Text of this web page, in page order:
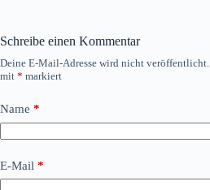
Schreibe einen Kommentar
Deine E-Mail-Adresse wird nicht veröffentlicht.
mit * markiert
Name *
E-Mail *